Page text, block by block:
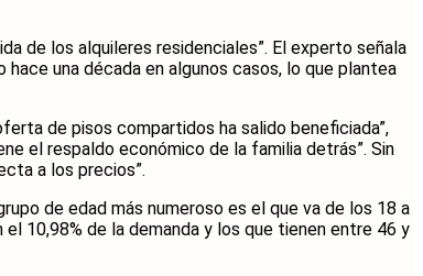
de los alquileres residenciales”. El experto señala
una década en algunos casos, lo que plantea
de pisos compartidos ha salido beneficiada”,
el respaldo económico de la familia detrás”. Sin
a los precios”.
de edad más numeroso es el que va de los 18 a
10,98% de la demanda y los que tienen entre 46 y